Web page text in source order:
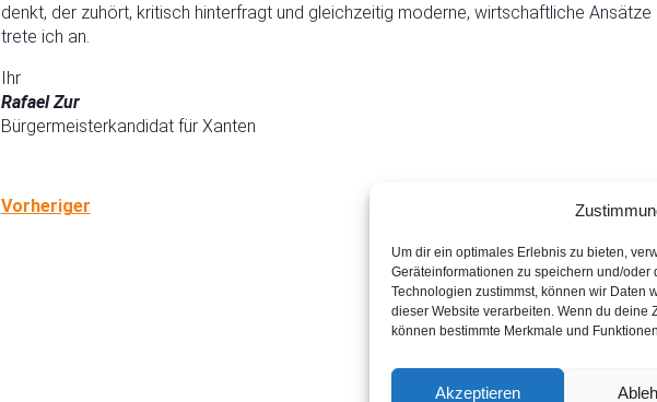
Um dir ein optimales Erlebnis zu bieten,
Geräteinformationen zu speichern und/oder
Technologien zustimmst, können wir Daten
dieser Website verarbeiten. Wenn du deine
können bestimmte Merkmale und
Akzeptieren
denkt, der zuhört, kritisch hinterfragt und gleichzeitig moderne, wirtschaftliche Ansätze
trete ich an.
Ihr
Rafael Zur
Bürgermeisterkandidat für Xanten
Vorheriger